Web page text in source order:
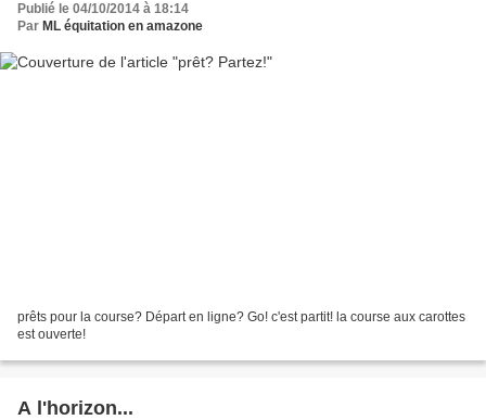
Publié le 04/10/2014 à 18:14
Par ML équitation en amazone
prêts pour la course? Départ en ligne? Go! c'est partit! la course aux carottes
est ouverte!
A l'horizon...